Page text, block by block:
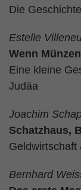
Die
Estelle
Wenn
Eine kleine
Judäa
Joachim
Schatzhaus,
Geldwirtschaft
Bernhard